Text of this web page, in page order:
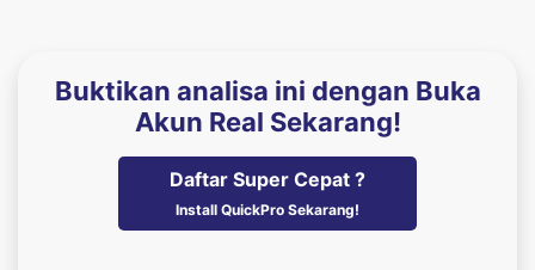
Buktikan analisa ini dengan Buka
Akun Real Sekarang!
Daftar Super Cepat ?
Install QuickPro Sekarang!